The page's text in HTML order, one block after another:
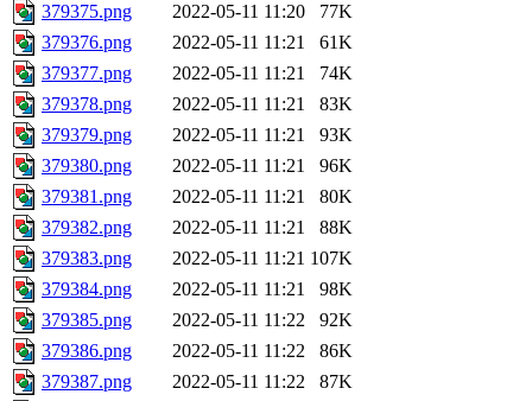
379375.png
2022-05-11 11:20
77K
379376.png
2022-05-11 11:21
61K
379377.png
2022-05-11 11:21
74K
379378.png
2022-05-11 11:21
83K
379379.png
2022-05-11 11:21
93K
379380.png
2022-05-11 11:21
96K
379381.png
2022-05-11 11:21
80K
379382.png
2022-05-11 11:21
88K
379383.png
2022-05-11 11:21 107K
379384.png
2022-05-11 11:21
98K
379385.png
2022-05-11 11:22
92K
379386.png
2022-05-11 11:22
86K
379387.png
2022-05-11 11:22
87K